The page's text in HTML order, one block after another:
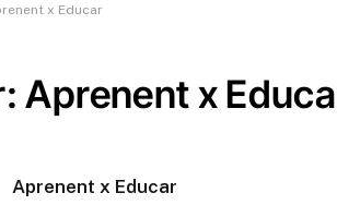
x Educar
Aprenent x
Aprenent x Educar